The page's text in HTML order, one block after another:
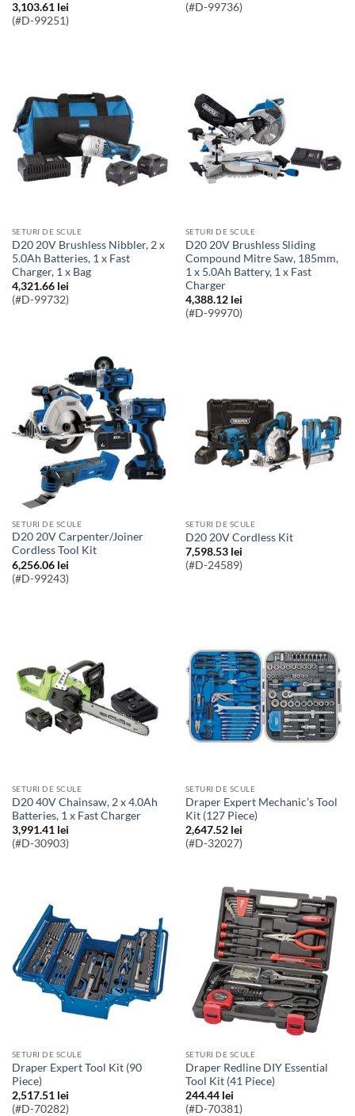
3,103.61 lei
(#D-99251)
(#D-99736)
SETURI DE SCULE
D20 20V Brushless Nibbler, 2 x
5.0Ah Batteries, 1 x Fast
Charger, 1 x Bag
4,321.66 lei
(#D-99732)
SETURI DE SCULE
D20 20V Brushless Sliding
Compound Mitre Saw, 185mm,
1 x 5.0Ah Battery, 1 x Fast
Charger
4,388.12 lei
(#D-99970)
SETURI DE SCULE
D20 20V Carpenter/Joiner
Cordless Tool Kit
6,256.06 lei
(#D-99243)
SETURI DE SCULE
D20 20V Cordless Kit
7,598.53 lei
(#D-24589)
SETURI DE SCULE
D20 40V Chainsaw, 2 x 4.0Ah
Batteries, 1 x Fast Charger
3,991.41 lei
(#D-30903)
SETURI DE SCULE
Draper Expert Mechanic’s Tool
Kit (127 Piece)
2,647.52 lei
(#D-32027)
SETURI DE SCULE
Draper Expert Tool Kit (90
Piece)
2,517.51 lei
(#D-70282)
SETURI DE SCULE
Draper Redline DIY Essential
Tool Kit (41 Piece)
244.44 lei
(#D-70381)